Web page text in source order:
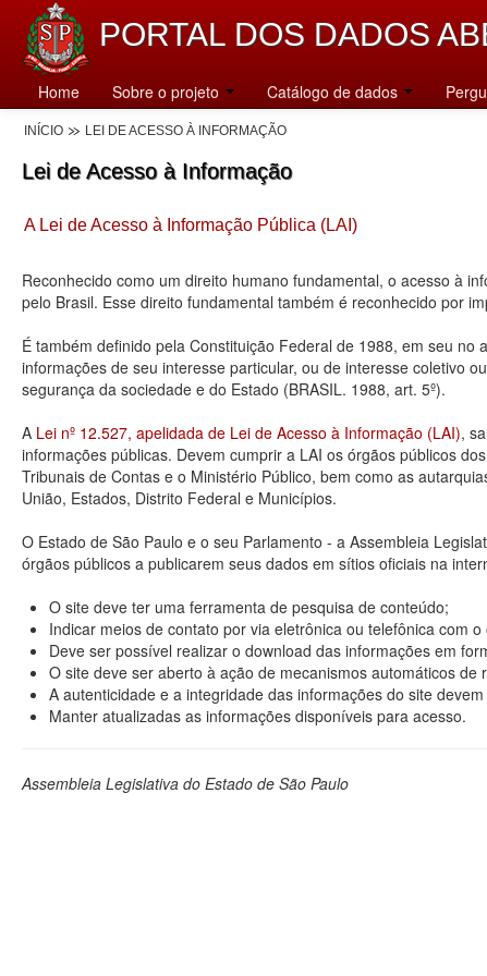
PORTAL DOS DADOS
Home Sobre o projeto Catálogo de dados
INÍCIO LEI DE ACESSO À INFORMAÇÃO
Lei de Acesso à Informação
A Lei de Acesso à Informação Pública (LAI)
Reconhecido como um direito humano fundamental, o acesso à
pelo Brasil. Esse direito fundamental também é reconhecido por
É também definido pela Constituição Federal de 1988, em seu
informações de seu interesse particular, ou de interesse coletivo
segurança da sociedade e do Estado (BRASIL. 1988, art. 5º).
A Lei nº 12.527, apelidada de Lei de Acesso à Informação (LAI),
informações públicas. Devem cumprir a LAI os órgãos públicos
Tribunais de Contas e o Ministério Público, bem como as
União, Estados, Distrito Federal e Municípios.
O Estado de São Paulo e o seu Parlamento - a Assembleia
órgãos públicos a publicarem seus dados em sítios oficiais na
O site deve ter uma ferramenta de pesquisa de conteúdo;
Indicar meios de contato por via eletrônica ou telefônica com
Deve ser possível realizar o download das informações em
O site deve ser aberto à ação de mecanismos automáticos
A autenticidade e a integridade das informações do site
Manter atualizadas as informações disponíveis para acesso.
Assembleia Legislativa do Estado de São Paulo